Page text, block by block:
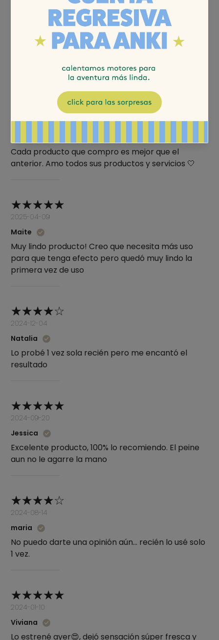
lo que dicen las ninjas
2025-07-07
Cada producto que compro es mejor que el
anterior. Amo todos sus productos y servicios 🤍
2025-04-09
Maite
Muy lindo producto! Creo que necesita más uso
para que tenga efecto pero quedó muy lindo la
primera vez de uso
2024-12-04
Natalia
Lo probé 1 vez sola recién pero me encantó el
resultado
2024-09-20
Jessica
Excelente producto, 100% lo recomiendo. El peine
aun no le agarre la mano
2024-08-14
maria
No puedo darte una opinión aún… recién lo usé solo
1 vez.
2024-01-10
Viviana
Lo estrené ayer😍, dejó sensación súper fresca y